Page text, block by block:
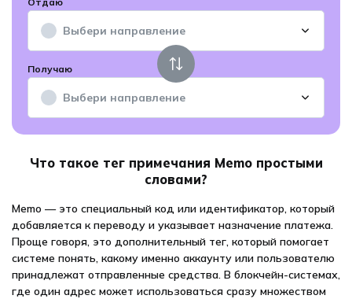
Что такое тег примечания Memo простыми
словами?
Memo — это специальный код или идентификатор, который
добавляется к переводу и указывает назначение платежа.
Проще говоря, это дополнительный тег, который помогает
системе понять, какому именно аккаунту или пользователю
принадлежат отправленные средства. В блокчейн-системах,
где один адрес может использоваться сразу множеством